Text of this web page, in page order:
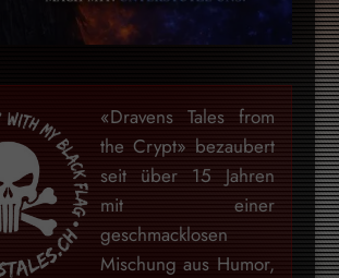
«Dravens Tales from
the Crypt» bezaubert
seit über 15 Jahren
mit einer
geschmacklosen
Mischung aus Humor,